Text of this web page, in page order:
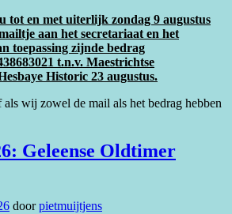
tot en met uiterlijk zondag 9 augustus
aan het secretariaat en het
toepassing zijnde bedrag
t.n.v. Maestrichtse
Historic 23 augustus.
wij zowel de mail als het bedrag hebben
Geleense Oldtimer
doorpietmuijtjens